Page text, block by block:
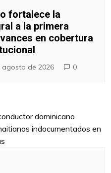
fortalece la
a la primera
en cobertura
agosto de 2026 0